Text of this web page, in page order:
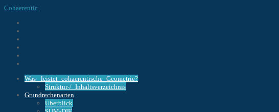
Cohaerentic
Was _leistet_cohaerentische_Geometrie?
Struktur-/_Inhaltsverzeichnis
Grundrechenarten
Überblick